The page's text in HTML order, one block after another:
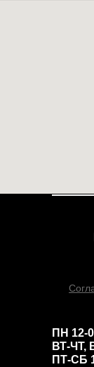
ПН 12-
ВТ-ЧТ,
ПТ-СБ